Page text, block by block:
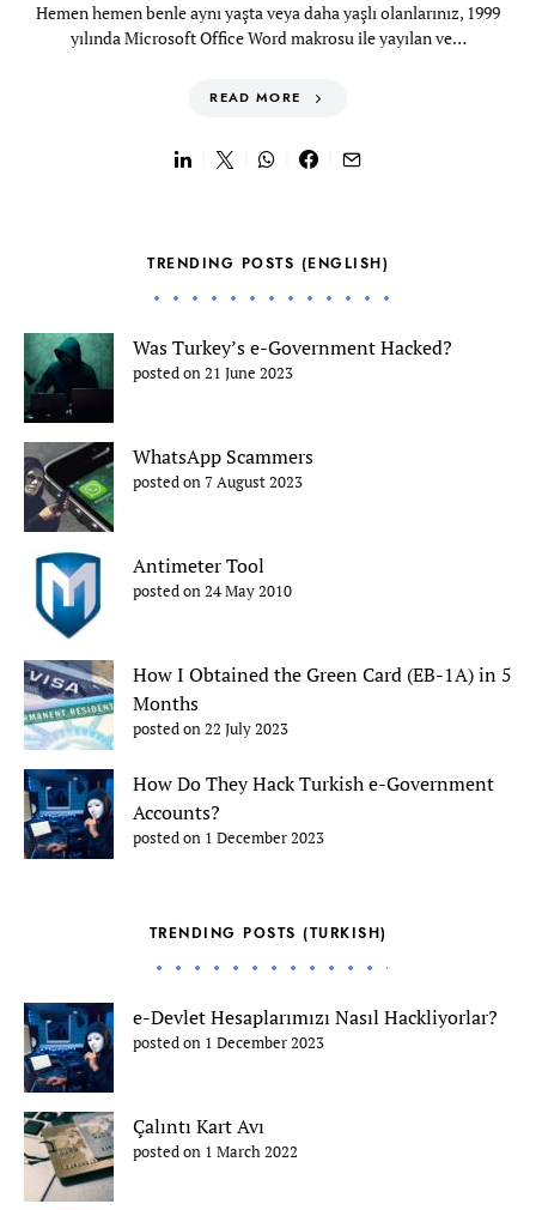
Hemen hemen benle aynı yaşta veya daha yaşlı olanlarınız, 1999
yılında Microsoft Office Word makrosu ile yayılan ve…
READ MORE
TRENDING POSTS (ENGLISH)
Was Turkey’s e-Government Hacked?
posted on 21 June 2023
WhatsApp Scammers
posted on 7 August 2023
Antimeter Tool
posted on 24 May 2010
How I Obtained the Green Card (EB-1A) in 5
Months
posted on 22 July 2023
How Do They Hack Turkish e-Government
Accounts?
posted on 1 December 2023
TRENDING POSTS (TURKISH)
e-Devlet Hesaplarımızı Nasıl Hackliyorlar?
posted on 1 December 2023
Çalıntı Kart Avı
posted on 1 March 2022